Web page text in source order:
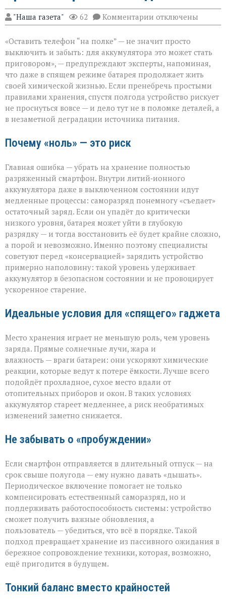
"Наша газета" 62 Комментарии к
записи
скажет
спасибо:
хранения
гаджета
отключены
«Оставить телефон “на полке” — не значит просто
выключить и забыть: для аккумулятора это может стать
приговором», — предупреждают эксперты, напоминая,
что даже в спящем режиме батарея продолжает жить
своей химической жизнью. Если пренебречь простыми
правилами хранения, спустя полгода устройство рискует
не проснуться вовсе — и дело тут не в поломке деталей, а
в незаметной деградации источника питания.
Почему «ноль» — это риск
Главная ошибка — убрать на хранение полностью
разряженный смартфон. Внутри литий‑ионного
аккумулятора даже в выключенном состоянии идут
медленные процессы: саморазряд понемногу «съедает»
остаточный заряд. Если он упадёт до критически
низкого уровня, батарея может уйти в глубокую
разрядку — и тогда восстановить её будет крайне сложно,
а порой и невозможно. Именно поэтому специалисты
советуют перед «консервацией» зарядить устройство
примерно наполовину: такой уровень удерживает
аккумулятор в безопасном состоянии и не провоцирует
ускоренное старение.
Идеальные условия для «спящего» гаджета
Место хранения играет не меньшую роль, чем уровень
заряда. Прямые солнечные лучи, жара и
влажность — враги батареи: они ускоряют химические
реакции, которые ведут к потере ёмкости. Лучше всего
подойдёт прохладное, сухое место вдали от
отопительных приборов и окон. В таких условиях
аккумулятор стареет медленнее, а риск необратимых
изменений заметно снижается.
Не забывать о «пробуждении»
Если смартфон отправляется в длительный отпуск — на
срок свыше полугода — ему нужно давать «дышать».
Периодическое включение помогает не только
компенсировать естественный саморазряд, но и
поддерживать работоспособность системы: устройство
сможет получить важные обновления, а
пользователь — убедиться, что всё в порядке. Такой
подход превращает хранение из пассивного ожидания в
бережное сопровождение техники, которая, возможно,
ещё пригодится в будущем.
Тонкий баланс вместо крайностей